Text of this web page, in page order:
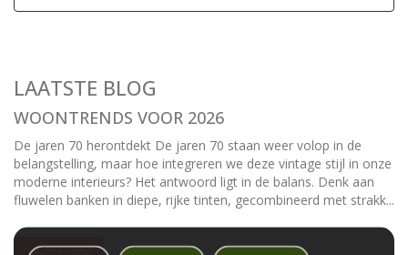
LAATSTE BLOG
WOONTRENDS VOOR 2026
De jaren 70 herontdekt De jaren 70 staan weer volop in de
belangstelling, maar hoe integreren we deze vintage stijl in onze
moderne interieurs? Het antwoord ligt in de balans. Denk aan
fluwelen banken in diepe, rijke tinten, gecombineerd met strakk...